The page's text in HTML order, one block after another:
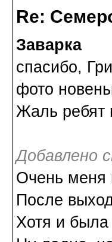
Re:
Заварка
спасибо,
фото
Жаль ребят
Добавлено
Очень меня
После
Хотя и была